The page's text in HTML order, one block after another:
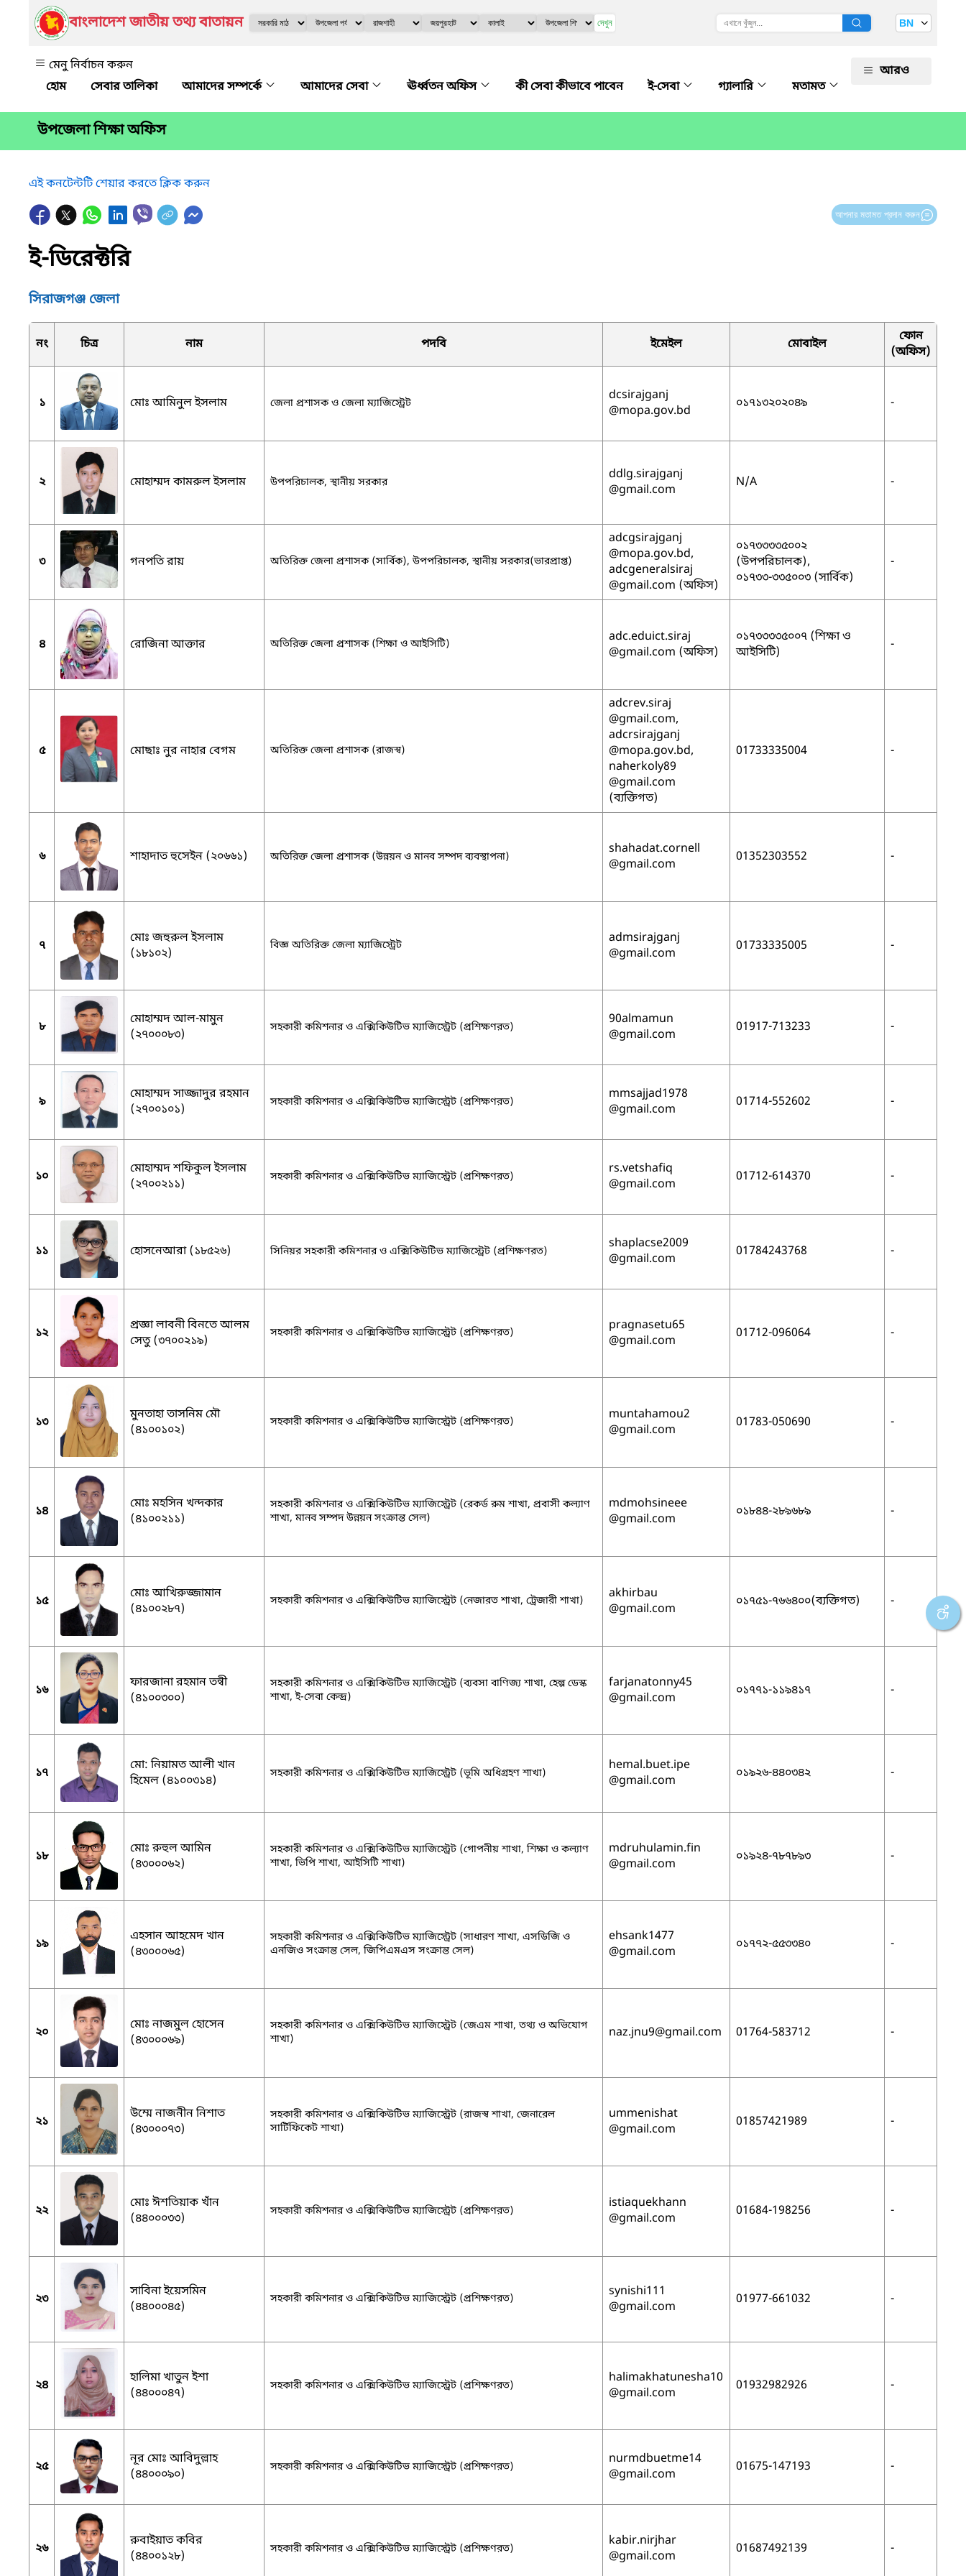
বাংলাদেশ জাতীয় তথ্য বাতায়ন দেখুন BN
মেনু নির্বাচন করুন
সেবার তালিকা
আমাদের সম্পর্কে আমাদের সেবা ঊর্ধ্বতন অফিস কী সেবা কীভাবে পাবেন ই-সেবা গ্যালারি মতামত
আরও
উপজেলা শিক্ষা অফিস
এই কনটেন্টটি শেয়ার করতে ক্লিক করুন
আপনার মতামত প্রদান করুন
ই-ডিরেক্টরি
সিরাজগঞ্জ জেলা
নং চিত্র নাম পদবি ইমেইল মোবাইল
ফোন
(অফিস)
১ মোঃ আমিনুল ইসলাম জেলা প্রশাসক ও জেলা ম্যাজিস্ট্রেট
dcsirajganj
@mopa.gov.bd
০১৭১৩২০২০৪৯ -
২ মোহাম্মদ কামরুল ইসলাম উপপরিচালক, স্থানীয় সরকার
ddlg.sirajganj
@gmail.com
N/A -
৩ গনপতি রায় অতিরিক্ত জেলা প্রশাসক (সার্বিক), উপপরিচালক, স্থানীয় সরকার(ভারপ্রাপ্ত)
adcgsirajganj
@mopa.gov.bd,
adcgeneralsiraj
@gmail.com (অফিস)
০১৭৩৩৩৩৫০০২
(উপপরিচালক),
০১৭৩৩-৩৩৫০০৩ (সার্বিক)
-
৪ রোজিনা আক্তার অতিরিক্ত জেলা প্রশাসক (শিক্ষা ও আইসিটি)
adc.eduict.siraj
@gmail.com (অফিস)
০১৭৩৩৩৩৫০০৭ (শিক্ষা ও
আইসিটি)
-
৫ মোছাঃ নুর নাহার বেগম অতিরিক্ত জেলা প্রশাসক (রাজস্ব)
adcrev.siraj
@gmail.com,
adcrsirajganj
@mopa.gov.bd,
naherkoly89
@gmail.com
(ব্যক্তিগত)
01733335004 -
৬ শাহাদাত হুসেইন (২০৬৬১) অতিরিক্ত জেলা প্রশাসক (উন্নয়ন ও মানব সম্পদ ব্যবস্থাপনা)
shahadat.cornell
@gmail.com
01352303552 -
৭
মোঃ জহুরুল ইসলাম
(১৮১০২)
বিজ্ঞ অতিরিক্ত জেলা ম্যাজিস্ট্রেট
admsirajganj
@gmail.com
01733335005 -
৮
মোহাম্মদ আল-মামুন
(২৭০০০৮৩)
সহকারী কমিশনার ও এক্সিকিউটিভ ম্যাজিস্ট্রেট (প্রশিক্ষণরত)
90almamun
@gmail.com
01917-713233 -
৯
মোহাম্মদ সাজ্জাদুর রহমান
(২৭০০১০১)
সহকারী কমিশনার ও এক্সিকিউটিভ ম্যাজিস্ট্রেট (প্রশিক্ষণরত)
mmsajjad1978
@gmail.com
01714-552602 -
১০
মোহাম্মদ শফিকুল ইসলাম
(২৭০০২১১)
সহকারী কমিশনার ও এক্সিকিউটিভ ম্যাজিস্ট্রেট (প্রশিক্ষণরত)
rs.vetshafiq
@gmail.com
01712-614370 -
১১ হোসনেআরা (১৮৫২৬) সিনিয়র সহকারী কমিশনার ও এক্সিকিউটিভ ম্যাজিস্ট্রেট (প্রশিক্ষণরত)
shaplacse2009
@gmail.com
01784243768 -
১২
প্রজ্ঞা লাবনী বিনতে আলম
সেতু (৩৭০০২১৯)
সহকারী কমিশনার ও এক্সিকিউটিভ ম্যাজিস্ট্রেট (প্রশিক্ষণরত)
pragnasetu65
@gmail.com
01712-096064 -
১৩
মুনতাহা তাসনিম মৌ
(৪১০০১০২)
সহকারী কমিশনার ও এক্সিকিউটিভ ম্যাজিস্ট্রেট (প্রশিক্ষণরত)
muntahamou2
@gmail.com
01783-050690 -
১৪
মোঃ মহসিন খন্দকার
(৪১০০২১১)
সহকারী কমিশনার ও এক্সিকিউটিভ ম্যাজিস্ট্রেট (রেকর্ড রুম শাখা, প্রবাসী কল্যাণ
শাখা, মানব সম্পদ উন্নয়ন সংক্রান্ত সেল)
mdmohsineee
@gmail.com
০১৮৪৪-২৮৯৬৮৯ -
১৫
মোঃ আখিরুজ্জামান
(৪১০০২৮৭)
সহকারী কমিশনার ও এক্সিকিউটিভ ম্যাজিস্ট্রেট (নেজারত শাখা, ট্রেজারী শাখা)
akhirbau
@gmail.com
০১৭৫১-৭৬৬৪০০(ব্যক্তিগত) -
১৬
ফারজানা রহমান তন্বী
(৪১০০৩০০)
সহকারী কমিশনার ও এক্সিকিউটিভ ম্যাজিস্ট্রেট (ব্যবসা বাণিজ্য শাখা, হেল্প ডেস্ক
শাখা, ই-সেবা কেন্দ্র)
farjanatonny45
@gmail.com
০১৭৭১-১১৯৪১৭ -
১৭
মো: নিয়ামত আলী খান
হিমেল (৪১০০৩১৪)
সহকারী কমিশনার ও এক্সিকিউটিভ ম্যাজিস্ট্রেট (ভূমি অধিগ্রহণ শাখা)
hemal.buet.ipe
@gmail.com
০১৯২৬-৪৪০৩৪২ -
১৮
মোঃ রুহুল আমিন
(৪৩০০০৬২)
সহকারী কমিশনার ও এক্সিকিউটিভ ম্যাজিস্ট্রেট (গোপনীয় শাখা, শিক্ষা ও কল্যাণ
শাখা, ভিপি শাখা, আইসিটি শাখা)
mdruhulamin.fin
@gmail.com
০১৯২৪-৭৮৭৮৯৩ -
১৯
এহসান আহমেদ খান
(৪৩০০০৬৫)
সহকারী কমিশনার ও এক্সিকিউটিভ ম্যাজিস্ট্রেট (সাধারণ শাখা, এসডিজি ও
এনজিও সংক্রান্ত সেল, জিপিএমএস সংক্রান্ত সেল)
ehsank1477
@gmail.com
০১৭৭২-৫৫৩৩৪০ -
২০
মোঃ নাজমুল হোসেন
(৪৩০০০৬৯)
সহকারী কমিশনার ও এক্সিকিউটিভ ম্যাজিস্ট্রেট (জেএম শাখা, তথ্য ও অভিযোগ
শাখা)
naz.jnu9@gmail.com 01764-583712 -
২১
উম্মে নাজনীন নিশাত
(৪৩০০০৭৩)
সহকারী কমিশনার ও এক্সিকিউটিভ ম্যাজিস্ট্রেট (রাজস্ব শাখা, জেনারেল
সার্টিফিকেট শাখা)
ummenishat
@gmail.com
01857421989 -
২২
মোঃ ঈশতিয়াক খাঁন
(৪৪০০০৩৩)
সহকারী কমিশনার ও এক্সিকিউটিভ ম্যাজিস্ট্রেট (প্রশিক্ষণরত)
istiaquekhann
@gmail.com
01684-198256 -
২৩
সাবিনা ইয়েসমিন
(৪৪০০০৪৫)
সহকারী কমিশনার ও এক্সিকিউটিভ ম্যাজিস্ট্রেট (প্রশিক্ষণরত)
synishi111
@gmail.com
01977-661032 -
২৪
হালিমা খাতুন ইশা
(৪৪০০০৪৭)
সহকারী কমিশনার ও এক্সিকিউটিভ ম্যাজিস্ট্রেট (প্রশিক্ষণরত)
halimakhatunesha10
@gmail.com
01932982926 -
২৫
নূর মোঃ আবিদুল্লাহ
(৪৪০০০৯০)
সহকারী কমিশনার ও এক্সিকিউটিভ ম্যাজিস্ট্রেট (প্রশিক্ষণরত)
nurmdbuetme14
@gmail.com
01675-147193 -
২৬
রুবাইয়াত কবির
(৪৪০০১২৮)
সহকারী কমিশনার ও এক্সিকিউটিভ ম্যাজিস্ট্রেট (প্রশিক্ষণরত)
kabir.nirjhar
@gmail.com
01687492139 -